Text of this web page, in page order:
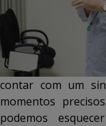
contar com um
momentos
podemos